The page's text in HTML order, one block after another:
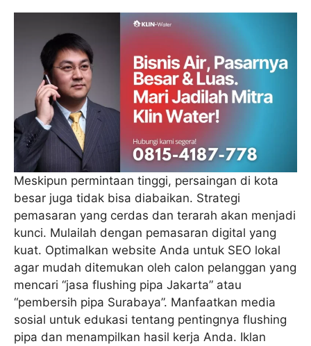
Meskipun permintaan tinggi, persaingan di kota
besar juga tidak bisa diabaikan. Strategi
pemasaran yang cerdas dan terarah akan menjadi
kunci. Mulailah dengan pemasaran digital yang
kuat. Optimalkan website Anda untuk SEO lokal
agar mudah ditemukan oleh calon pelanggan yang
mencari “jasa flushing pipa Jakarta” atau
“pembersih pipa Surabaya”. Manfaatkan media
sosial untuk edukasi tentang pentingnya flushing
pipa dan menampilkan hasil kerja Anda. Iklan